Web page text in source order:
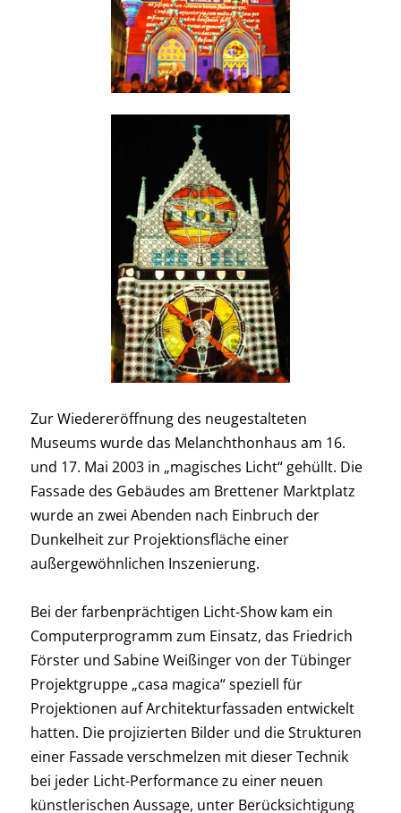
Zur Wiedereröffnung des neugestalteten
Museums wurde das Melanchthonhaus am 16.
und 17. Mai 2003 in „magisches Licht“ gehüllt. Die
Fassade des Gebäudes am Brettener Marktplatz
wurde an zwei Abenden nach Einbruch der
Dunkelheit zur Projektionsfläche einer
außergewöhnlichen Inszenierung.
Bei der farbenprächtigen Licht-Show kam ein
Computerprogramm zum Einsatz, das Friedrich
Förster und Sabine Weißinger von der Tübinger
Projektgruppe „casa magica“ speziell für
Projektionen auf Architekturfassaden entwickelt
hatten. Die projizierten Bilder und die Strukturen
einer Fassade verschmelzen mit dieser Technik
bei jeder Licht-Performance zu einer neuen
künstlerischen Aussage, unter Berücksichtigung